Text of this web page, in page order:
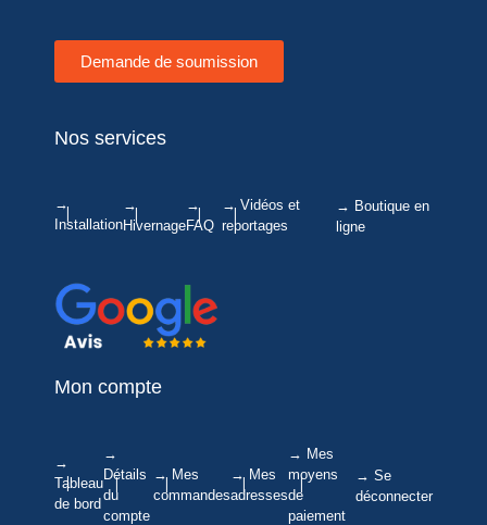
Demande de soumission
Nos services
→
Installation
→
Hivernage
→
FAQ
→ Vidéos et
reportages
→ Boutique en
ligne
Mon compte
→
Tableau
de bord
→
Détails
du
compte
→ Mes
commandes
→ Mes
adresses
→ Mes
moyens
de
paiement
→ Se
déconnecter